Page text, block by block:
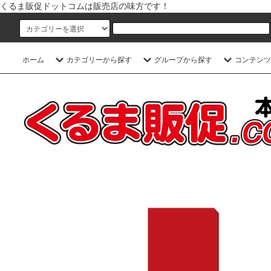
くるま販促ドットコムは販売店の味方です！
ホーム カテゴリーから探す グループから探す コンテン